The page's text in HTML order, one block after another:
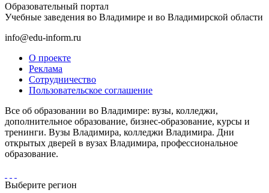
Образовательный портал
Учебные заведения во Владимире и во Владимирской области
info@edu-inform.ru
О проекте
Реклама
Сотрудничество
Пользовательское соглашение
Все об образовании во Владимире: вузы, колледжи,
дополнительное образование, бизнес-образование, курсы и
тренинги. Вузы Владимира, колледжи Владимира. Дни
открытых дверей в вузах Владимира, профессиональное
образование.
Выберите регион